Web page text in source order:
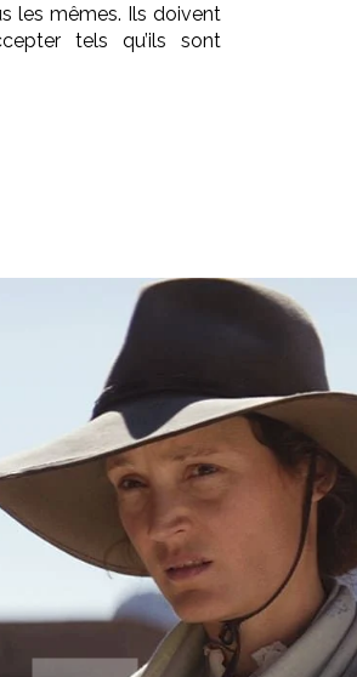
les mêmes. Ils doivent
tels qu’ils sont